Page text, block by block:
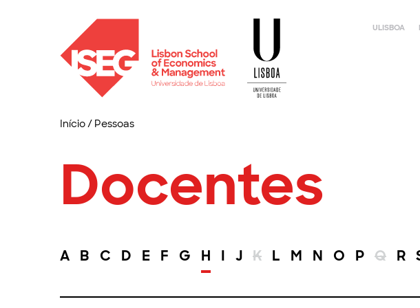
ULISBOA
Início/ Pessoas
Docentes
A B C D E F G H I J K L M N O P Q R